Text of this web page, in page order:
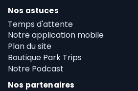
Nos astuces
Temps d'attente
Notre application mobile
Plan du site
Boutique Park Trips
Notre Podcast
Nos partenaires